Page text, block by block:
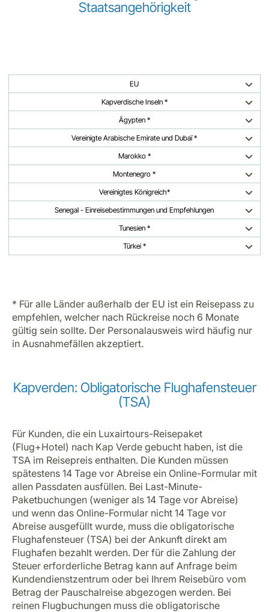
Staatsangehörigkeit
EU
Kapverdische Inseln *
Ägypten *
Vereinigte Arabische Emirate und Dubaï *
Marokko *
Montenegro *
Vereinigtes Königreich*
Senegal - Einreisebestimmungen und Empfehlungen
Tunesien *
Türkei *
* Für alle Länder außerhalb der EU ist ein Reisepass zu
empfehlen, welcher nach Rückreise noch 6 Monate
gültig sein sollte. Der Personalausweis wird häufig nur
in Ausnahmefällen akzeptiert.
Kapverden: Obligatorische Flughafensteuer
(TSA)
Für Kunden, die ein Luxairtours-Reisepaket
(Flug+Hotel) nach Kap Verde gebucht haben, ist die
TSA im Reisepreis enthalten. Die Kunden müssen
spätestens 14 Tage vor Abreise ein Online-Formular mit
allen Passdaten ausfüllen. Bei Last-Minute-
Paketbuchungen (weniger als 14 Tage vor Abreise)
und wenn das Online-Formular nicht 14 Tage vor
Abreise ausgefüllt wurde, muss die obligatorische
Flughafensteuer (TSA) bei der Ankunft direkt am
Flughafen bezahlt werden. Der für die Zahlung der
Steuer erforderliche Betrag kann auf Anfrage beim
Kundendienstzentrum oder bei Ihrem Reisebüro vom
Betrag der Pauschalreise abgezogen werden. Bei
reinen Flugbuchungen muss die obligatorische